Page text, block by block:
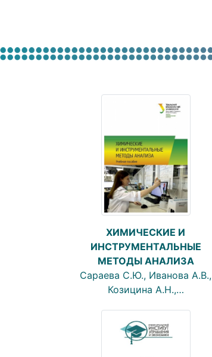
ХИМИЧЕСКИЕ И
ИНСТРУМЕНТАЛЬНЫЕ
МЕТОДЫ АНАЛИЗА
Сараева С.Ю., Иванова А.В.,
Козицина А.Н.,…